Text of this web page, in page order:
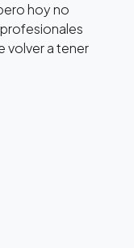
hoy no
volver a tener